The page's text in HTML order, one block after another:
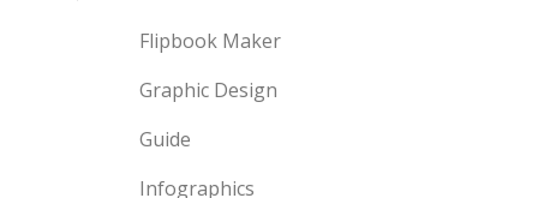
Flipbook Maker
Graphic Design
Guide
Infographics